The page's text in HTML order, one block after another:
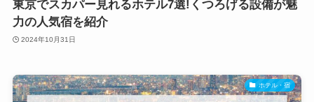
東京でスカパー見れるホテル7選!くつろげる設備が魅
力の人気宿を紹介
2024年10月31日
ホテル・宿